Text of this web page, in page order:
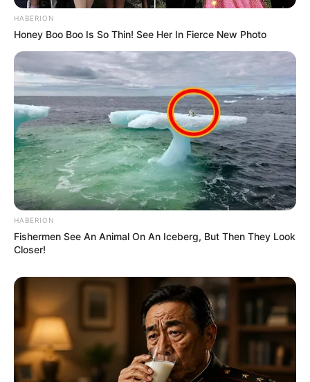
Mensagem
BUSCAR
DESTAQUES
FACEBOOK
DESTAQUES DA SEMANA
Agente de Saúde é indiciada por falsificar
visitas que nunca aconteceram.
HABERION
Honey Boo Boo Is So Thin! See Her In Fierce New Photo
HABERION
Fishermen See An Animal On An Iceberg, But Then They Look
Closer!